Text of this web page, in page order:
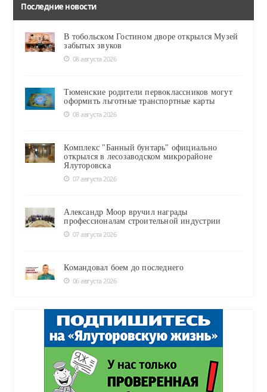
Последние новости
В тобольском Гостином дворе открылся Музей
забытых звуков
08 августа 2026
Тюменские родители первоклассников могут
оформить льготные транспортные карты
08 августа 2026
Комплекс "Банный бунтарь" официально
открылся в лесозаводском микрорайоне
Ялуторовска
07 августа 2026
Александр Моор вручил награды
профессионалам строительной индустрии
07 августа 2026
Командовал боем до последнего
06 августа 2026